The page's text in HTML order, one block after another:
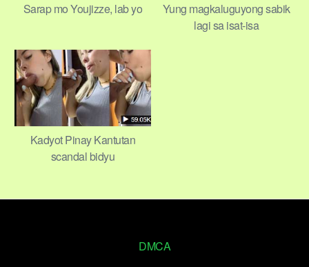
Sarap mo Youjizze, lab yo
Yung magkaluguyong sabik
lagi sa isat-isa
Kadyot Pinay Kantutan
scandal bidyu
DMCA